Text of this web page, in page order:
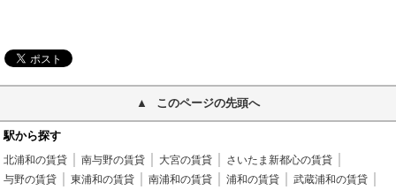
このページの先頭へ
駅から探す
北浦和の賃貸 南与野の賃貸 大宮の賃貸
さいたま新都心の賃貸
与野の賃貸
東浦和の賃貸 南浦和の賃貸 浦和の賃貸
武蔵浦和の賃貸